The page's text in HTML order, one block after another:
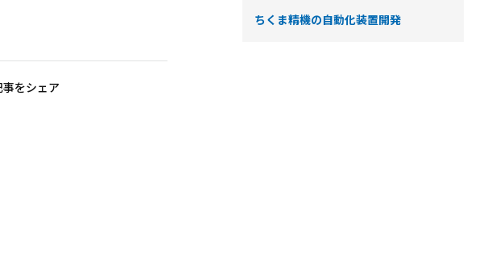
をシェア
ちくま精機の自動化装置開発